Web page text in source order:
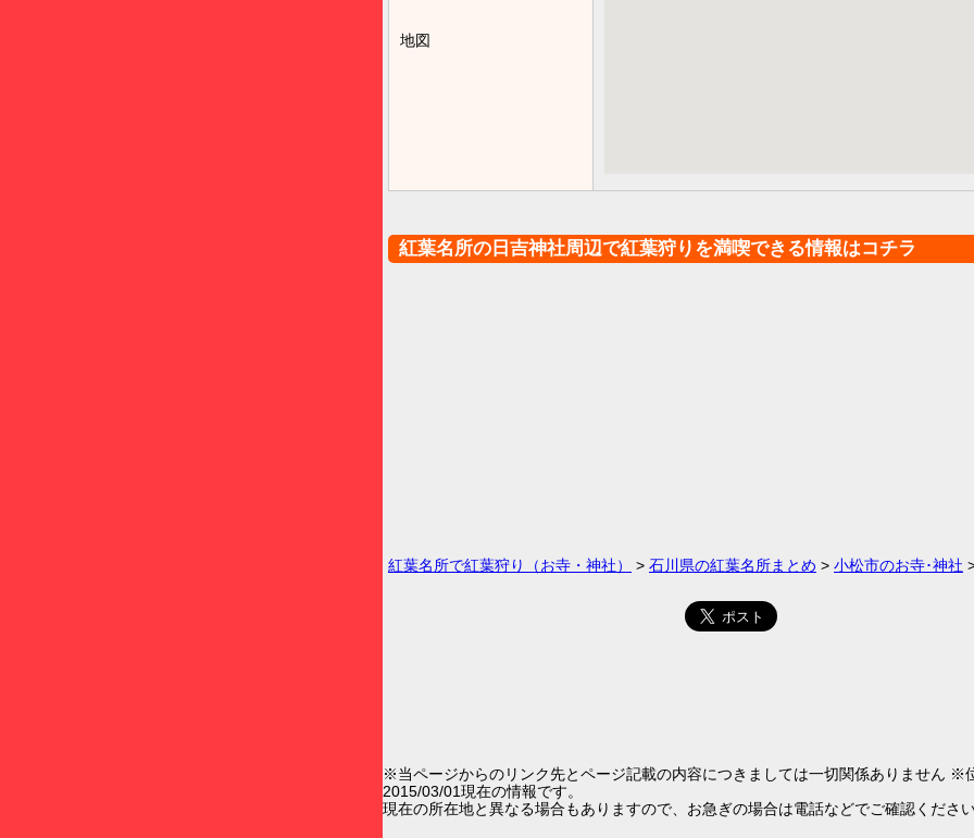
地図
紅葉名所の日吉神社周辺で紅葉狩りを満喫できる情報はコチラ
紅葉名所で紅葉狩り（お寺・神社） > 石川県の紅葉名所まとめ > 小松市のお寺･神社
※当ページからのリンク先とページ記載の内容につきましては一切関係ありません ※
2015/03/01現在の情報です。
現在の所在地と異なる場合もありますので、お急ぎの場合は電話などでご確認ください